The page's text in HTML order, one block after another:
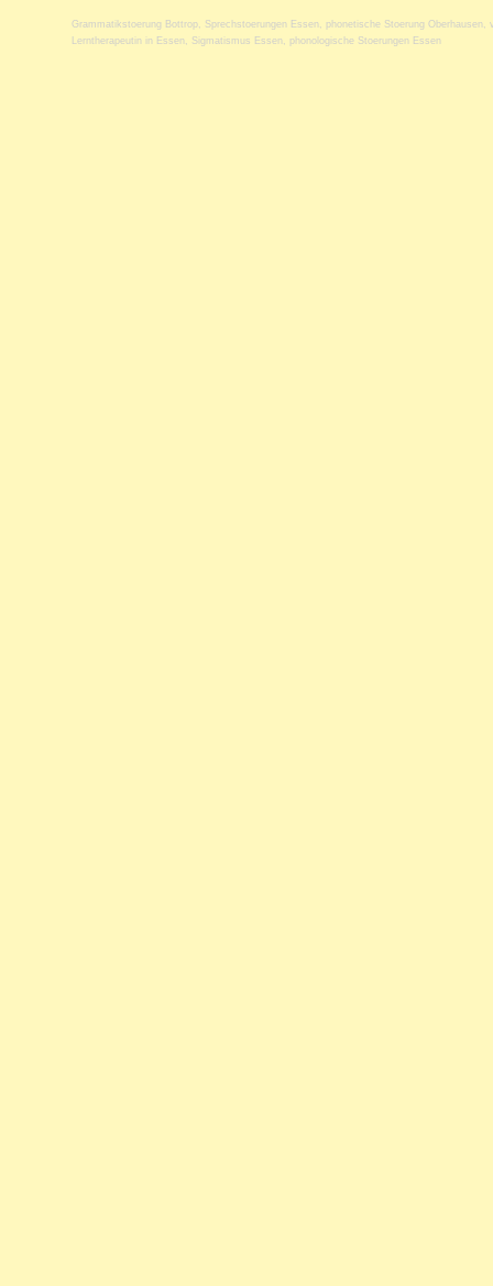
Grammatikstoerung Bottrop, Sprechstoerungen Essen , phonetische Stoerung Oberhausen ,
Lerntherapeutin in Essen , Sigmatismus Essen , phonologische Stoerungen Essen